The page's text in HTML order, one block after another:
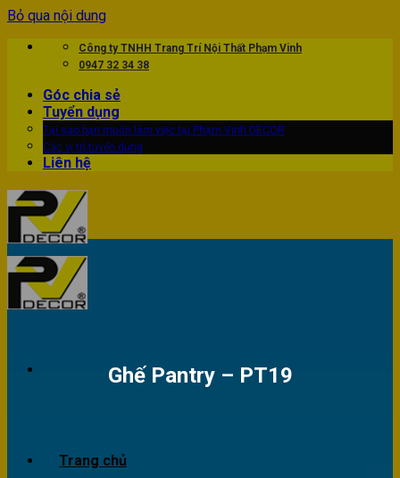
Bỏ qua nội dung
Công ty TNHH Trang Trí Nội Thất Phạm Vinh
0947 32 34 38
Góc chia sẻ
Tuyển dụng
Tại sao bạn muốn làm việc tại Phạm Vinh DECOR
Các vị trí tuyển dụng
Liên hệ
Trang chủ
Ghế Pantry – PT19